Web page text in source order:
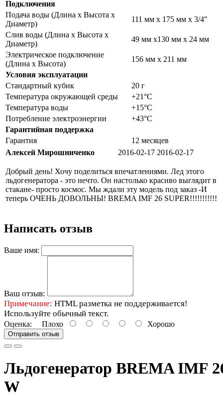
Подключения
Подача воды (Длина x Высота x
Диаметр)
111 мм x 175 мм x 3/4"
Слив воды (Длина x Высота x
Диаметр)
49 мм x130 мм x 24 мм
Электрическое подключение
(Длина x Высота)
156 мм x 211 мм
Условия эксплуатации
Стандартный кубик
20 г
Температура окружающей среды
+21°C
Температура воды
+15°C
Потребление электроэнергии
+43°C
Гарантийная поддержка
Гарантия
12 месяцев
Алексей Мирошниченко
2016-02-17 2016-02-17
Добрый день! Хочу поделиться впечатлениями. Лед этого
льдогенератора - это нечто. Он настолько красиво выглядит в
стакане- просто космос. Мы ждали эту модель под заказ -И
теперь ОЧЕНЬ ДОВОЛЬНЫ! BREMA IMF 26 SUPER!!!!!!!!!!!
Написать отзыв
Ваше имя:
Ваш отзыв:
Примечание: HTML разметка не поддерживается!
Используйте обычный текст.
Оценка: Плохо Хорошо
Отправить отзыв
Льдогенератор BREMA IMF
W